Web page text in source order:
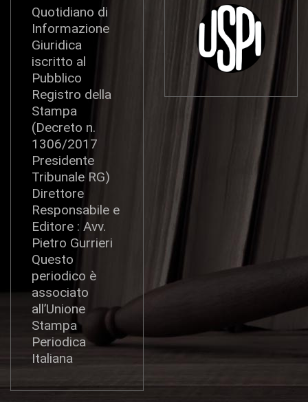
Quotidiano di
Informazione
Giuridica
iscritto al
Pubblico
Registro della
Stampa
(Decreto n.
1306/2017
Presidente
Tribunale RG)
Direttore
Responsabile e
Editore : Avv.
Pietro Gurrieri
Questo
periodico è
associato
all’Unione
Stampa
Periodica
Italiana